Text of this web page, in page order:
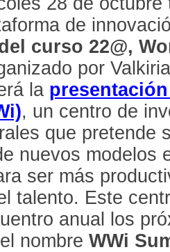
de
curso 22@,
por
la
, un centro de
que pretende
nuevos modelos
ser más
talento. Este
anual los
nombreWWi